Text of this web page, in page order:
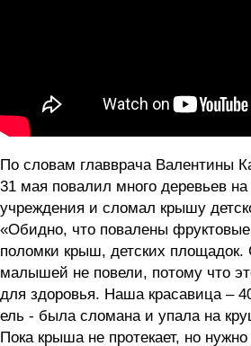
По словам главврача Валентины
31 мая повалил много деревьев на
учреждения и сломал крышу
«Обидно, что повалены
поломки крыш, детских площадок.
малышей не повели, потому что
для здоровья. Наша красавица –
ель - была сломана и упала на
Пока крыша не протекает, но